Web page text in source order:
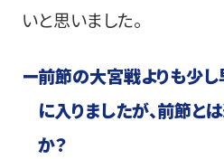
いと思いました。
ー前節の大宮戦よりも少
に入りましたが、前節と
か？